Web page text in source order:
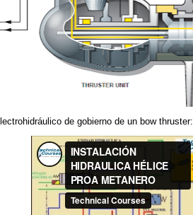
de gobierno de un bow thruster: